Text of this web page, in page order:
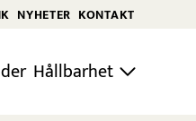
NYHETER KONTAKT
Hållbarhet